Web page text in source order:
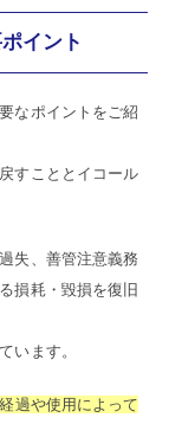
イント
なポイントをご紹
すこととイコール
失、善管注意義務
損耗・毀損を復旧
います。
過や使用によって